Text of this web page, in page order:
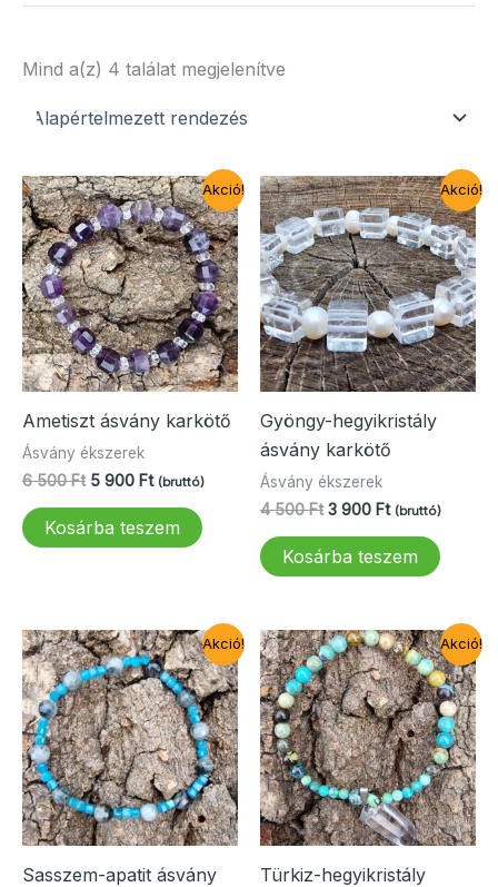
Mind a(z) 4 találat megjelenítve
Akció!
Ametiszt ásvány karkötő
Ásvány ékszerek
6 500Ft Original
was:
6
5 900 FtCurrent
5
(bruttó)
Kosárba teszem
Akció!
Gyöngy-hegyikristály
ásvány karkötő
Ásvány ékszerek
4 500Ft Original
was:
4
3 900 FtCurrent
3
(bruttó)
Kosárba teszem
Akció!
Sasszem-apatit ásvány
Akció!
Türkiz-hegyikristály